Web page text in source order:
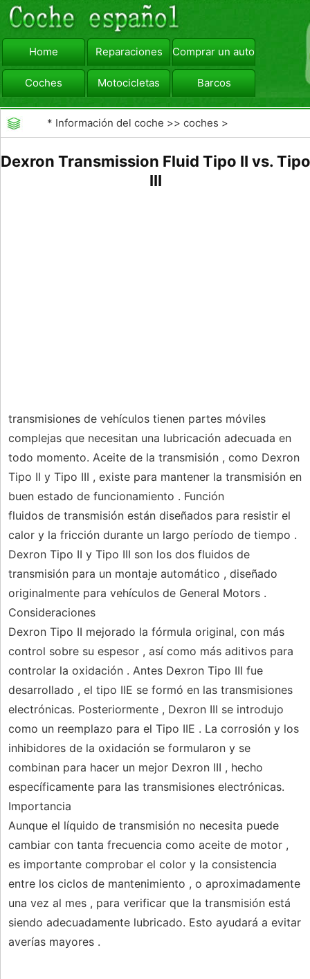
Home Reparaciones Comprar un automóvil
Coches Motocicletas Barcos
viajar Camiones
* Información del coche >>coches >
Dexron Transmission Fluid Tipo II vs. Tipo
III
transmisiones de vehículos tienen partes móviles
complejas que necesitan una lubricación adecuada en
todo momento. Aceite de la transmisión , como Dexron
Tipo II y Tipo III , existe para mantener la transmisión en
buen estado de funcionamiento . Función
fluidos de transmisión están diseñados para resistir el
calor y la fricción durante un largo período de tiempo .
Dexron Tipo II y Tipo III son los dos fluidos de
transmisión para un montaje automático , diseñado
originalmente para vehículos de General Motors .
Consideraciones
Dexron Tipo II mejorado la fórmula original, con más
control sobre su espesor , así como más aditivos para
controlar la oxidación . Antes Dexron Tipo III fue
desarrollado , el tipo IIE se formó en las transmisiones
electrónicas. Posteriormente , Dexron III se introdujo
como un reemplazo para el Tipo IIE . La corrosión y los
inhibidores de la oxidación se formularon y se
combinan para hacer un mejor Dexron III , hecho
específicamente para las transmisiones electrónicas.
Importancia
Aunque el líquido de transmisión no necesita puede
cambiar con tanta frecuencia como aceite de motor ,
es importante comprobar el color y la consistencia
entre los ciclos de mantenimiento , o aproximadamente
una vez al mes , para verificar que la transmisión está
siendo adecuadamente lubricado. Esto ayudará a evitar
averías mayores .